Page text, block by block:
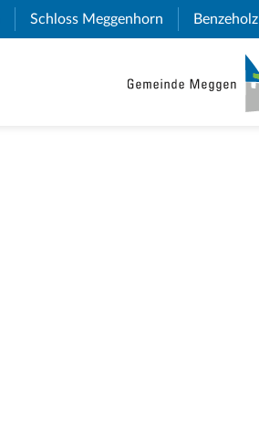
(External Link)
Schloss Meggenhorn (External Link)
Benzeholz